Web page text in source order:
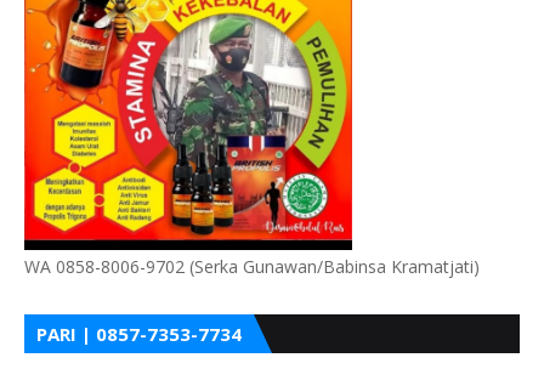
WA 0858-8006-9702 (Serka Gunawan/Babinsa Kramatjati)
PARI | 0857-7353-7734